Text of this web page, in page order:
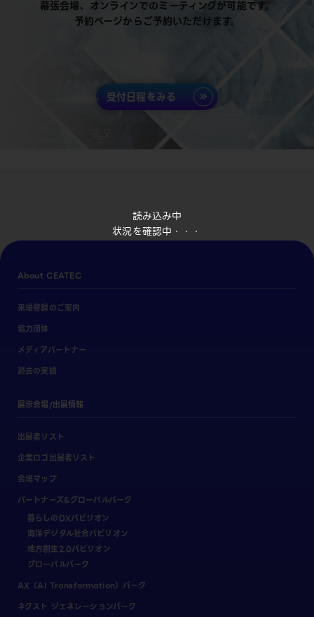
読み込み中
状況を確認中・・・
幕張会場、オンラインでのミーティングが可能です。
予約ページからご予約いただけます。
受付日程をみる
About CEATEC
来場登録のご案内
協力団体
メディアパートナー
過去の実績
展示会場/出展情報
出展者リスト
企業ロゴ出展者リスト
会場マップ
パートナーズ&グローバルパーク
暮らしのDXパビリオン
海洋デジタル社会パビリオン
地方創生2.0パビリオン
グローバルパーク
AX（AI Transformation）パーク
ネクスト ジェネレーションパーク